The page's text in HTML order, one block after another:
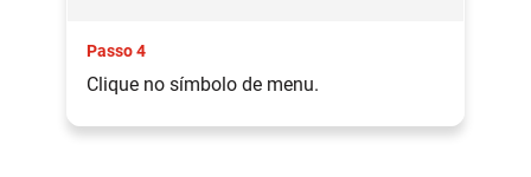
Passo 4
Clique no símbolo de menu.